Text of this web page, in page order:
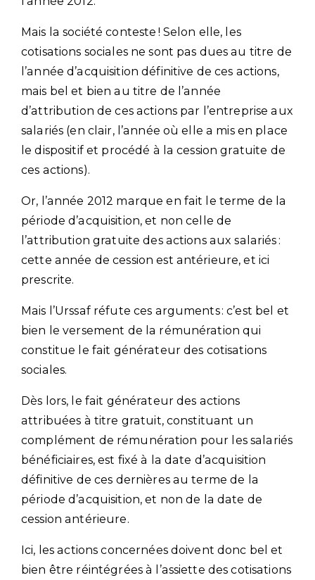
Mais la société conteste ! Selon elle, les
cotisations sociales ne sont pas dues au titre de
l’année d’acquisition définitive de ces actions,
mais bel et bien au titre de l’année
d’attribution de ces actions par l’entreprise aux
salariés (en clair, l’année où elle a mis en place
le dispositif et procédé à la cession gratuite de
ces actions).
Or, l’année 2012 marque en fait le terme de la
période d’acquisition, et non celle de
l’attribution gratuite des actions aux salariés :
cette année de cession est antérieure, et ici
prescrite.
Mais l’Urssaf réfute ces arguments : c’est bel et
bien le versement de la rémunération qui
constitue le fait générateur des cotisations
sociales.
Dès lors, le fait générateur des actions
attribuées à titre gratuit, constituant un
complément de rémunération pour les salariés
bénéficiaires, est fixé à la date d’acquisition
définitive de ces dernières au terme de la
période d’acquisition, et non de la date de
cession antérieure.
Ici, les actions concernées doivent donc bel et
bien être réintégrées à l’assiette des cotisations